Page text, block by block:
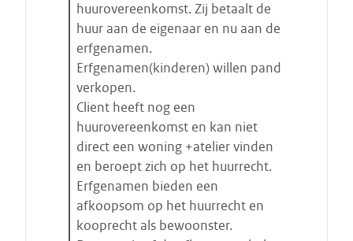
huurovereenkomst. Zij betaalt de
huur aan de eigenaar en nu aan de
erfgenamen.
Erfgenamen(kinderen) willen pand
verkopen.
Client heeft nog een
huurovereenkomst en kan niet
direct een woning +atelier vinden
en beroept zich op het huurrecht.
Erfgenamen bieden een
afkoopsom op het huurrecht en
kooprecht als bewoonster.